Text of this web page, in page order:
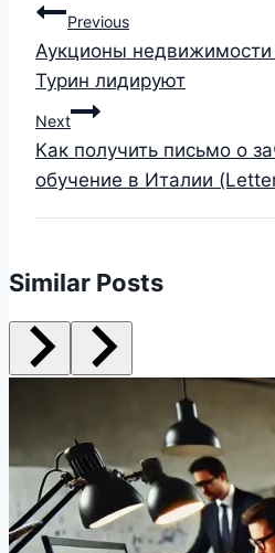
Previous
Аукционы
Турин лидируют
Next
Как получить письмо о
обучение в Италии
Similar Posts